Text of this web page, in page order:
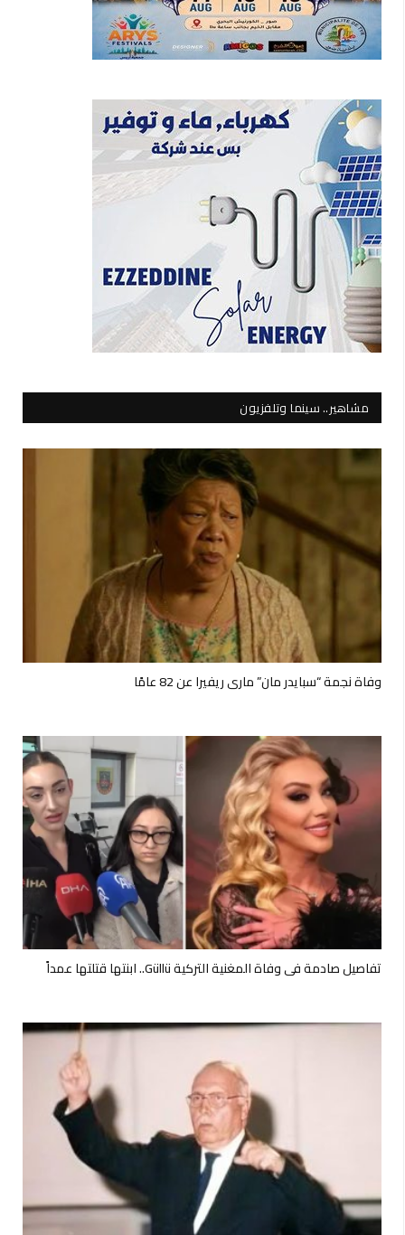
مشاهير.. سينما وتلفزيون
وفاة نجمة “سبايدر مان” ماري ريفيرا عن 82 عامًا
تفاصيل صادمة في وفاة المغنية التركية Güllü.. ابنتها قتلتها عمداً